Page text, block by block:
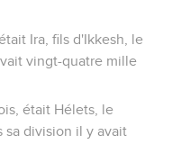
Ira, fils d'Ikkesh, le
vingt-quatre mille
était Hélets, le
sa division il y avait